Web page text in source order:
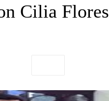
Cilia Flores